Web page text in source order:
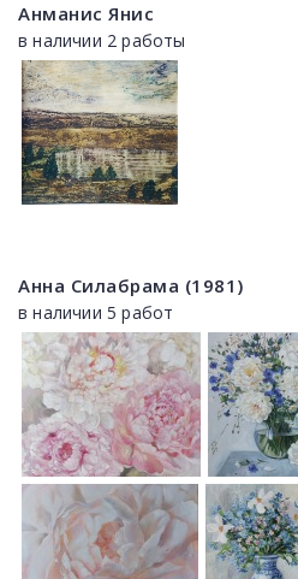
Анманис Янис
в наличии 2 работы
Анна Силабрама (1981)
в наличии 5 работ